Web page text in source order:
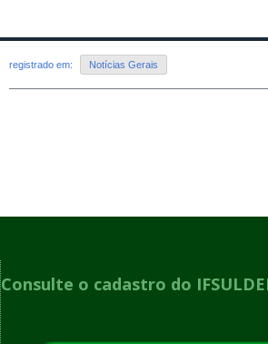
registrado em: Notícias Gerais
Consulte o cadastro do